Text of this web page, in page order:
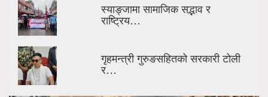
स्याङ्जामा सामाजिक सद्भाव र
राष्ट्रिय…
गृहमन्त्री गुरुङसहितको सरकारी टोली
र…